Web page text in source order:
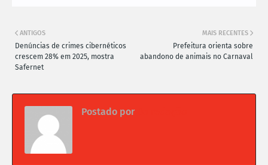
MAIS RECENTES
Prefeitura orienta sobre
abandono de animais no Carnaval
ANTIGOS
Denúncias de crimes cibernéticos
crescem 28% em 2025, mostra
Safernet
Postado por